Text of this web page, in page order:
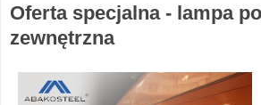
Oferta specjalna - lampa
zewnętrzna